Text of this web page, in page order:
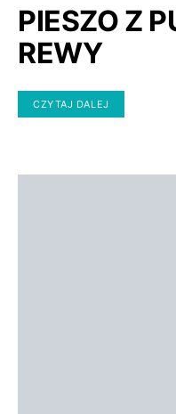
PIESZO Z
REWY
CZYTAJ DALEJ